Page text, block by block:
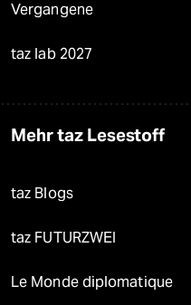
Vergangene
taz lab 2027
Mehr taz Lesestoff
taz Blogs
taz FUTURZWEI
Le Monde diplomatique